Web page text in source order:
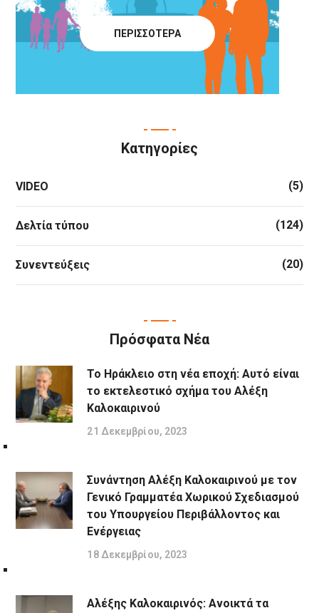
ΠΕΡΙΣΣΟΤΕΡΑ
Κατηγορίες
VIDEO (5)
Δελτία τύπου (124)
Συνεντεύξεις (20)
Πρόσφατα Νέα
Το Ηράκλειο στη νέα εποχή: Αυτό είναι
το εκτελεστικό σχήμα του Αλέξη
Καλοκαιρινού
21 Δεκεμβρίου, 2023
Συνάντηση Αλέξη Καλοκαιρινού με τον
Γενικό Γραμματέα Χωρικού Σχεδιασμού
του Υπουργείου Περιβάλλοντος και
Ενέργειας
18 Δεκεμβρίου, 2023
Αλέξης Καλοκαιρινός: Ανοικτά τα